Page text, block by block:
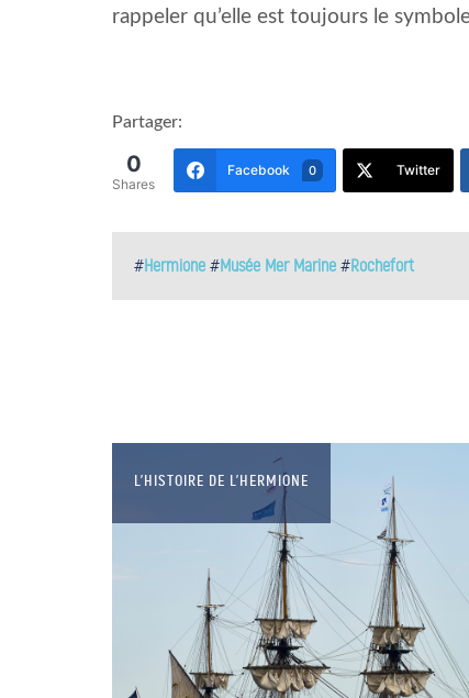
rappeler qu’elle est toujours le
Partager:
0
Shares
Facebook 0 Twitter
#Hermione #Musée Mer Marine #Rochefort
L’HISTOIRE DE L’HERMIONE